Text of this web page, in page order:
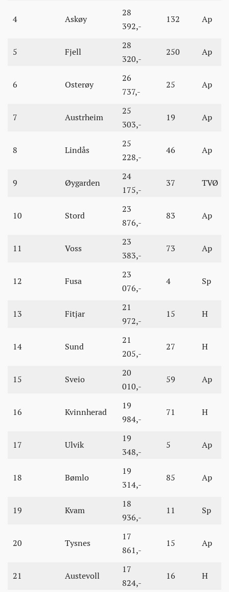
4 Askøy
28
392,-
132 Ap
5 Fjell
28
320,-
250 Ap
6 Osterøy
26
737,-
25 Ap
7 Austrheim
25
303,-
19 Ap
8 Lindås
25
228,-
46 Ap
9 Øygarden
24
175,-
37 TVØ
10 Stord
23
876,-
83 Ap
11 Voss
23
383,-
73 Ap
12 Fusa
23
076,-
4 Sp
13 Fitjar
21
972,-
15 H
14 Sund
21
205,-
27 H
15 Sveio
20
010,-
59 Ap
16 Kvinnherad
19
984,-
71 H
17 Ulvik
19
348,-
5 Ap
18 Bømlo
19
314,-
85 Ap
19 Kvam
18
936,-
11 Sp
20 Tysnes
17
861,-
15 Ap
21 Austevoll
17
824,-
16 H